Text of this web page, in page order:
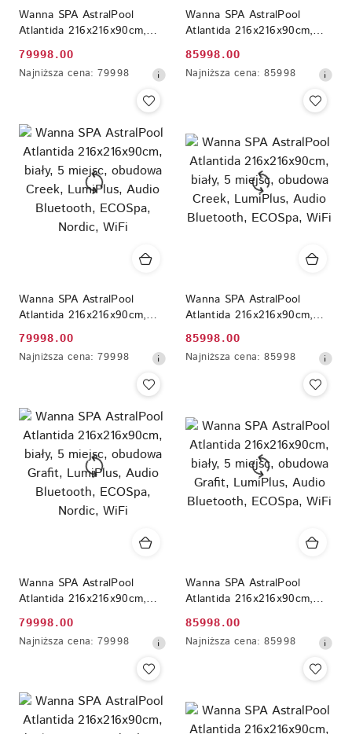
Wanna SPA AstralPool
Atlantida 216x216x90cm,
biały, 5 miejsc, obudowa
Butterfly, LumiPlus, Audio
Bluetooth, ECOSpa, Nordic,
Cena
promocyjna:
79998.00
Najniższa
dni
przed
obniżką
Najniższa cena: 79998
Wanna SPA AstralPool
Atlantida 216x216x90cm,
biały, 5 miejsc, obudowa
Butterfly, LumiPlus, Audio
Bluetooth, ECOSpa, WiFi
Cena
promocyjna:
85998.00
Najniższa
przed
obniżką
Najniższa cena: 85998
Wanna SPA AstralPool
Atlantida 216x216x90cm,
biały, 5 miejsc, obudowa
Creek, LumiPlus, Audio
Bluetooth, ECOSpa, Nordic,
Cena
promocyjna:
79998.00
Najniższa
dni
przed
obniżką
Najniższa cena: 79998
Wanna SPA AstralPool
Atlantida 216x216x90cm,
biały, 5 miejsc, obudowa
Creek, LumiPlus, Audio
Bluetooth, ECOSpa, WiFi
Cena
promocyjna:
85998.00
Najniższa
przed
obniżką
Najniższa cena: 85998
Wanna SPA AstralPool
Atlantida 216x216x90cm,
biały, 5 miejsc, obudowa
Grafit, LumiPlus, Audio
Bluetooth, ECOSpa, Nordic,
Cena
promocyjna:
79998.00
Najniższa
dni
przed
obniżką
Najniższa cena: 79998
Wanna SPA AstralPool
Atlantida 216x216x90cm,
biały, 5 miejsc, obudowa
Grafit, LumiPlus, Audio
Bluetooth, ECOSpa, WiFi
Cena
promocyjna:
85998.00
Najniższa
przed
obniżką
Najniższa cena: 85998